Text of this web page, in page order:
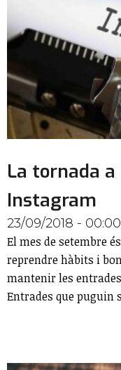
La tornada
Instagram
23/09/2018 - 00:00
El mes de setembre
reprendre hàbits i
mantenir les
Entrades que